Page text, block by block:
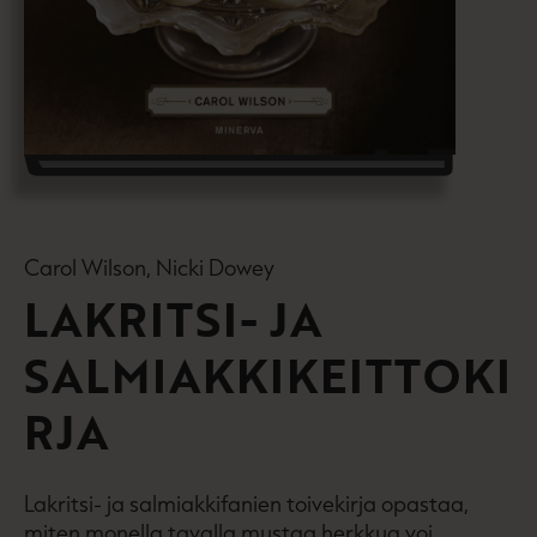
Carol Wilson, Nicki Dowey
LAKRITSI- JA
SALMIAKKIKEITTOKI
RJA
Lakritsi- ja salmiakkifanien toivekirja opastaa,